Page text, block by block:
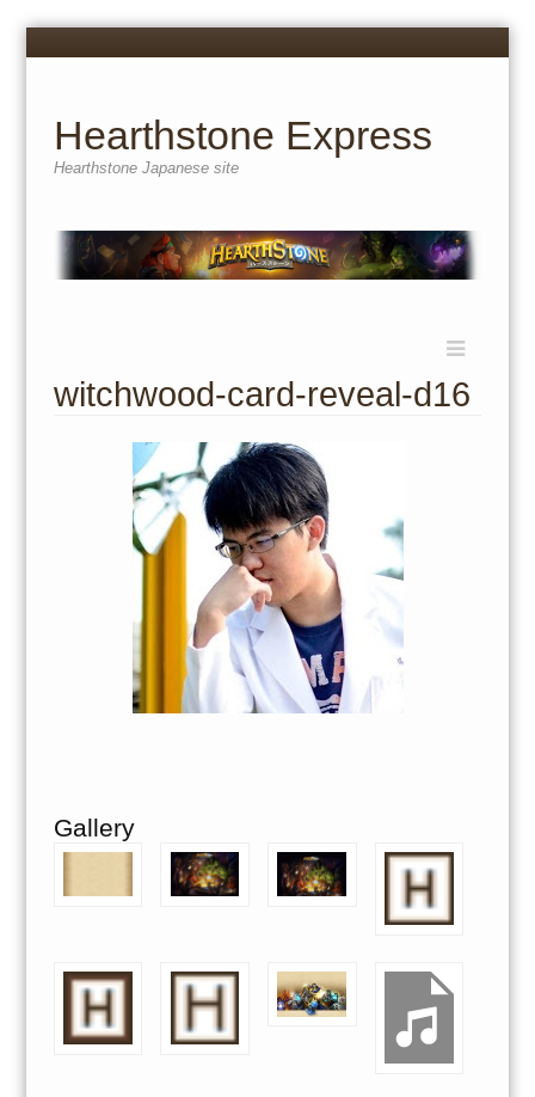
Menu
Hearthstone Express
Hearthstone Japanese site
content
witchwood-card-reveal-d16
Gallery